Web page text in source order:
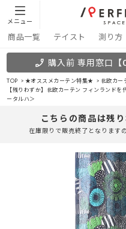
メニュー
商品一覧 テイスト 測り方
購入前 専用窓口
TOP ★オススメカーテン特集★
北欧カー
【残りわずか】北欧カーテン フィンランド
ータルハ＞
こちらの商品は残
在庫限りで販売終了となります